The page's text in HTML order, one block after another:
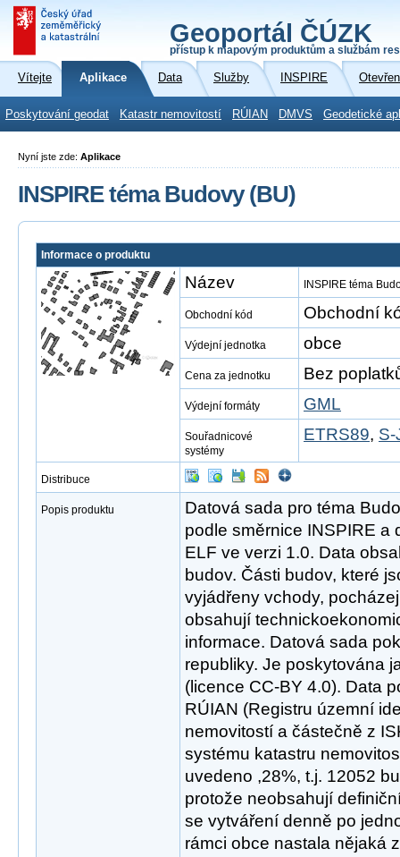
Geoportál ČÚZK
přístup k mapovým produktům a službám
Vítejte Aplikace Data Služby INSPIRE
Poskytování geodat Katastr nemovitostí RÚIAN DMVS Geodetické
Nyní jste zde: Aplikace
INSPIRE téma Budovy (BU)
Informace o produktu
Název INSPIRE téma
Obchodní kód Obchodní
Výdejní jednotka obce
Cena za jednotku Bez
Výdejní formáty GML
Souřadnicové
systémy
ETRS89, S-
Distribuce
Popis produktu
Datová sada pro téma
podle směrnice INSPIRE a
ELF ve verzi 1.0. Data
budov. Části budov, které
vyjádřeny vchody,
obsahují
informace. Datová sada
republiky. Je poskytována
(licence CC-BY 4.0). Data
RÚIAN (Registru územní
nemovitostí a částečně z
systému katastru
uvedeno ,28%, t.j. 12052
protože neobsahují
se vytváření denně po
rámci obce nastala nějaká